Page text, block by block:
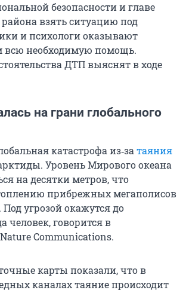
безопасности и главе
взять ситуацию под
и психологи оказывают
всю необходимую помощь.
ДТП выяснят в ходе
на грани глобального
катастрофа из‑затаяния
Уровень Мирового океана
на десятки метров, что
прибрежных мегаполисов
угрозой окажутся до
человек, говорится в
Communications.
карты показали, что в
каналах таяние происходит